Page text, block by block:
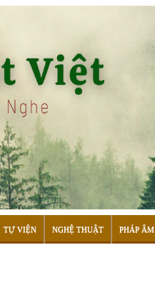
TỰ VIỆN NGHỆ THUẬT PHÁP ÂM